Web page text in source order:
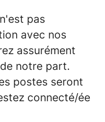
pas
avec nos
assurément
notre part.
postes seront
connecté/ée